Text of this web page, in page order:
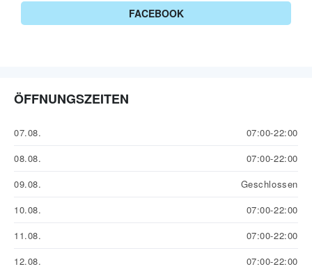
FACEBOOK
ÖFFNUNGSZEITEN
07.08.
07:00-22:00
08.08.
07:00-22:00
09.08.
Geschlossen
10.08.
07:00-22:00
11.08.
07:00-22:00
12.08.
07:00-22:00